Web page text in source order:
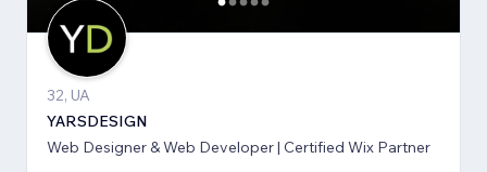
32, UA
YARSDESIGN
Web Designer & Web Developer | Certified Wix Partner